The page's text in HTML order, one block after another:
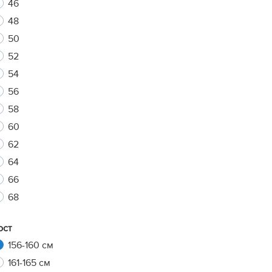
46
48
50
52
54
56
58
60
62
64
66
68
156-160 см
161-165 см